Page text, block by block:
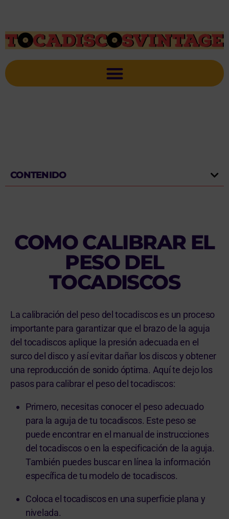
CONTENIDO
COMO CALIBRAR EL
PESO DEL
TOCADISCOS
La calibración del peso del tocadiscos es un proceso
importante para garantizar que el brazo de la aguja
del tocadiscos aplique la presión adecuada en el
surco del disco y así evitar dañar los discos y obtener
una reproducción de sonido óptima. Aquí te dejo los
pasos para calibrar el peso del tocadiscos:
Primero, necesitas conocer el peso adecuado
para la aguja de tu tocadiscos. Este peso se
puede encontrar en el manual de instrucciones
del tocadiscos o en la especificación de la aguja.
También puedes buscar en línea la información
específica de tu modelo de tocadiscos.
Coloca el tocadiscos en una superficie plana y
nivelada.